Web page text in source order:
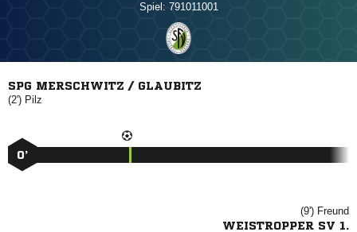
Spiel: 791011001
SPG MERSCHWITZ / GLAUBITZ
(2') 
0’
(9') 
WEISTROPPER SV 1.